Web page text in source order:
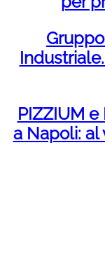
PIZZIUM
a Napoli: al